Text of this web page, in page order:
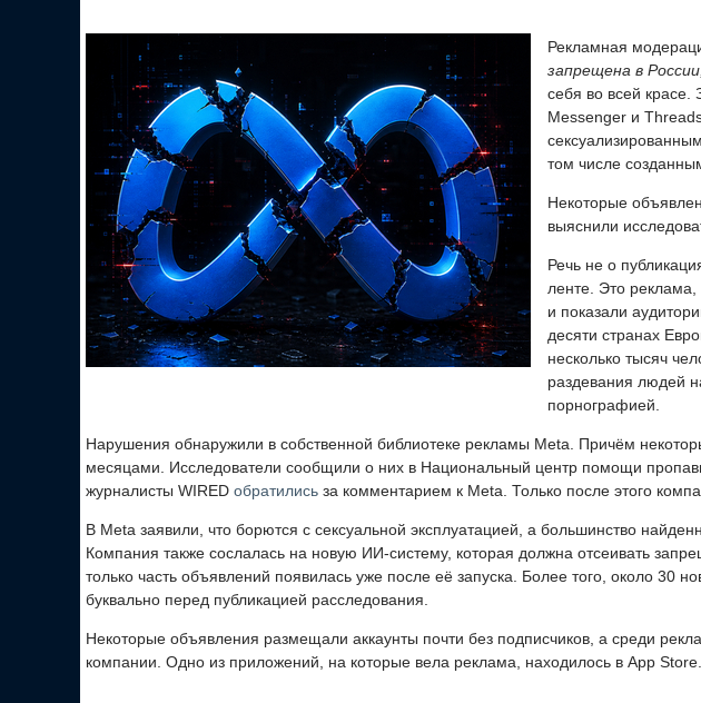
Рекламная
запрещена в
себя во всей красе.
Messenger и
том числе
Некоторые
выяснили
Речь не о
ленте. Это
и показали
десяти странах
несколько тысяч
раздевания людей
порнографией.
Нарушения обнаружили в собственной библиотеке рекламы Meta. Причём
месяцами. Исследователи сообщили о них в Национальный центр помощи
журналисты WIRED обратились за комментарием к Meta. Только после этого
В Meta заявили, что борются с сексуальной эксплуатацией, а большинство
Компания также сослалась на новую ИИ-систему, которая должна отсеивать
только часть объявлений появилась уже после её запуска. Более того, около 30
буквально перед публикацией расследования.
Некоторые объявления размещали аккаунты почти без подписчиков, а среди
компании. Одно из приложений, на которые вела реклама, находилось в App Store.